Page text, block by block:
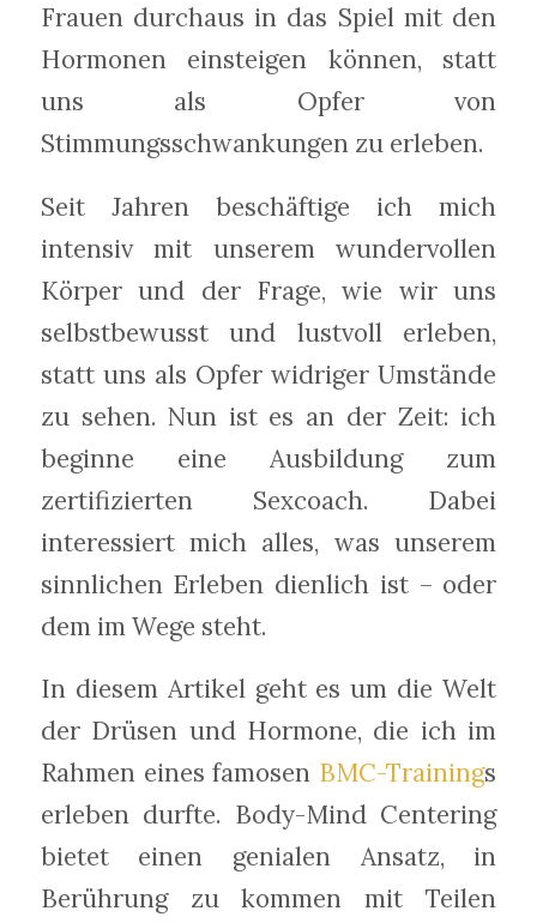
Frauen durchaus in das Spiel mit den
Hormonen einsteigen können, statt
uns als Opfer von
Stimmungsschwankungen zu erleben.
Seit Jahren beschäftige ich mich
intensiv mit unserem wundervollen
Körper und der Frage, wie wir uns
selbstbewusst und lustvoll erleben,
statt uns als Opfer widriger Umstände
zu sehen. Nun ist es an der Zeit: ich
beginne eine Ausbildung zum
zertifizierten Sexcoach. Dabei
interessiert mich alles, was unserem
sinnlichen Erleben dienlich ist – oder
dem im Wege steht.
In diesem Artikel geht es um die Welt
der Drüsen und Hormone, die ich im
Rahmen eines famosen BMC-Trainings
erleben durfte. Body-Mind Centering
bietet einen genialen Ansatz, in
Berührung zu kommen mit Teilen